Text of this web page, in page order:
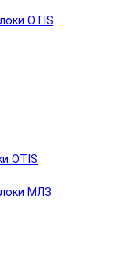
OTIS
OTIS
МЛЗ